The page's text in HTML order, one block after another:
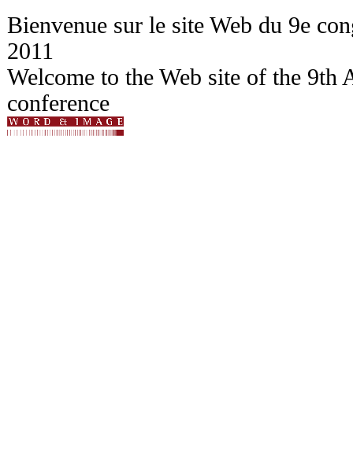
Bienvenue sur le site Web du 9e
2011
Welcome to the Web site of the
conference